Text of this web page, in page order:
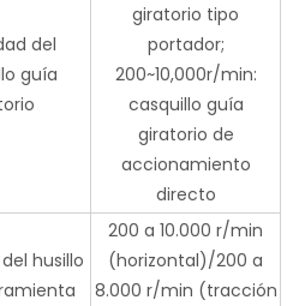
del
guía
giratorio tipo
portador;
200~10,000r/min:
casquillo guía
giratorio de
accionamiento
directo
husillo
200 a 10.000 r/min
(horizontal)/200 a
8.000 r/min (tracción